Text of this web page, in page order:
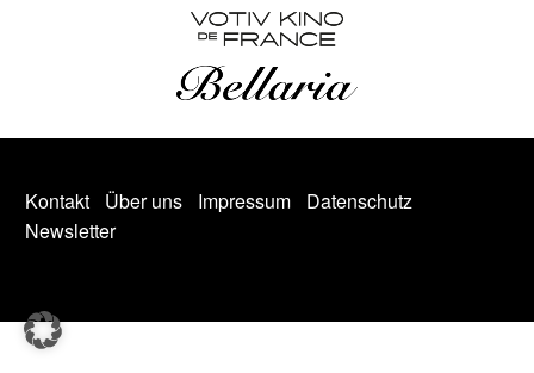
Kontakt Über uns Impressum
Datenschutz
Newsletter